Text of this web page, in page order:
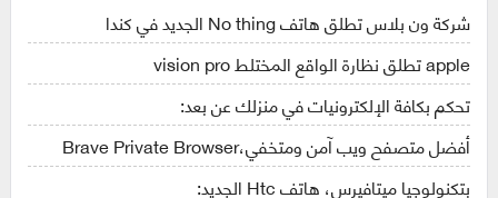
شركة ون بلاس تطلق هاتف No thing الجديد في كندا
apple تطلق نظارة الواقع المختلط vision pro
تحكم بكافة الإلكترونيات في منزلك عن بعد:
أفضل متصفح ويب آمن ومتخفي،Brave Private Browser
بتكنولوجيا ميتافيرس، هاتف Htc الجديد: